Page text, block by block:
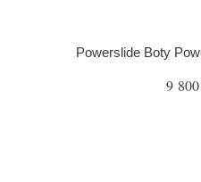
Powerslide Boty
9